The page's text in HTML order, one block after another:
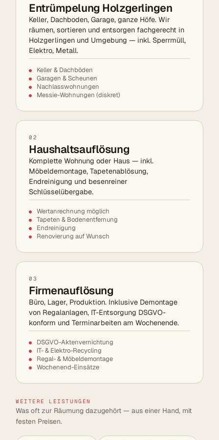
Entrümpelung Holzgerlingen
Keller, Dachboden, Garage, ganze Höfe. Wir
räumen, sortieren und entsorgen fachgerecht in
Holzgerlingen und Umgebung — inkl. Sperrmüll,
Elektro, Metall.
Keller & Dachböden
Garagen & Scheunen
Nachlasswohnungen
Messie-Wohnungen (diskret)
02
Haushaltsauflösung
Komplette Wohnung oder Haus — inkl.
Möbeldemontage, Tapetenablösung,
Endreinigung und besenreiner
Schlüsselübergabe.
Wertanrechnung möglich
Tapeten & Bodenentfernung
Endreinigung
Renovierung auf Wunsch
03
Firmenauflösung
Büro, Lager, Produktion. Inklusive Demontage
von Regalanlagen, IT-Entsorgung DSGVO-
konform und Terminarbeiten am Wochenende.
DSGVO-Aktenvernichtung
IT- & Elektro-Recycling
Regal- & Möbeldemontage
Wochenend-Einsätze
WEITERE LEISTUNGEN
Was oft zur Räumung dazugehört — aus einer Hand, mit
festen Preisen.